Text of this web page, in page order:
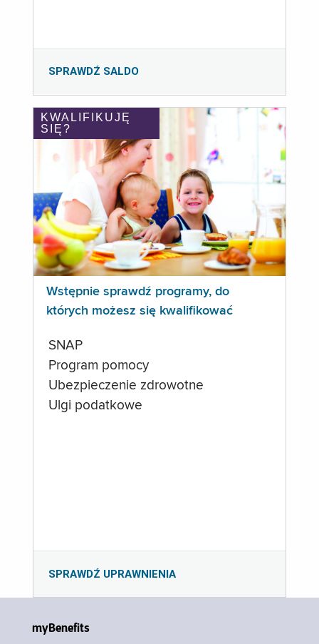
SPRAWDŹ SALDO
KWALIFIKUJĘ
SIĘ?
Wstępnie sprawdź programy, do
których możesz się kwalifikować
SNAP
Program pomocy
Ubezpieczenie zdrowotne
Ulgi podatkowe
SPRAWDŹ UPRAWNIENIA
myBenefits